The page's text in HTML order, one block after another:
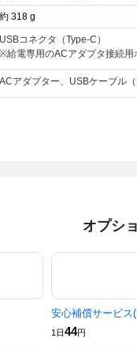
約 318 g
USBコネクタ（Type-C）
※給電専用のACアダプタ接続用
ACアダプター、USBケーブル（
オプシ
安心補償サービス
1日44円